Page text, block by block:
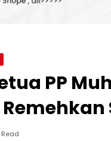
PP